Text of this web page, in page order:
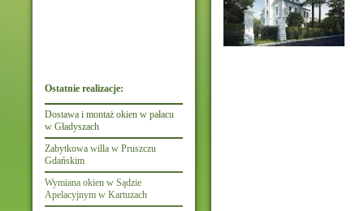
Ostatnie realizacje:
Dostawa i montaż okien w pałacu
w Gładyszach
Zabytkowa willa w Pruszczu
Gdańskim
Wymiana okien w Sądzie
Apelacyjnym w Kartuzach